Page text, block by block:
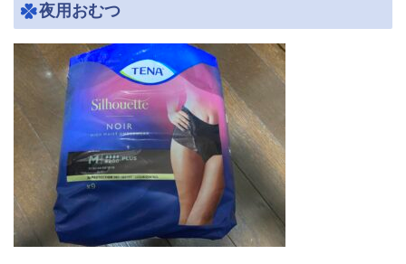
夜用おむつ